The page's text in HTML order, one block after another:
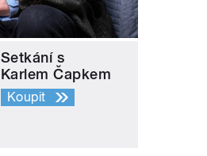
Setkání s
Karlem Čapkem
Koupit